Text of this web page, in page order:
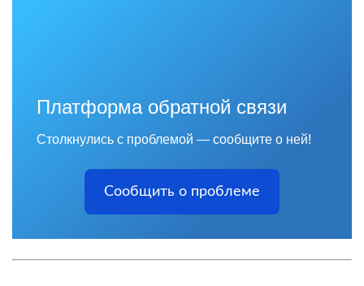
Платформа обратной связи
Столкнулись с проблемой — сообщите о ней!
Сообщить о проблеме